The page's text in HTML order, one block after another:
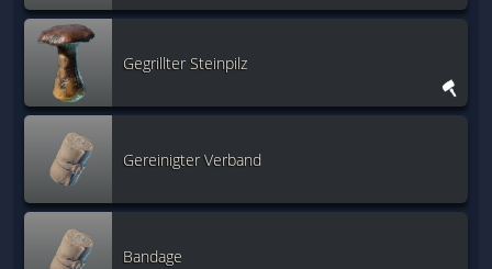
Gegrillter Steinpilz
Gereinigter Verband
Bandage